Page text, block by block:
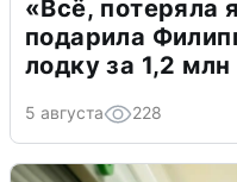
«Всё, потеряла
подарила
лодку за 1,2 млн
5 августа 228